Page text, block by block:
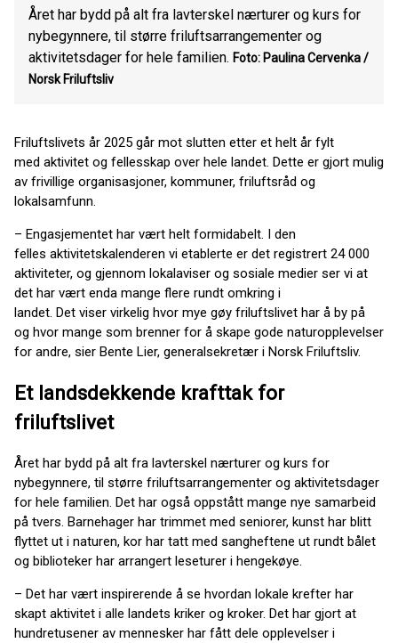
Året har bydd på alt fra lavterskel nærturer og kurs for
nybegynnere, til større friluftsarrangementer og
aktivitetsdager for hele familien. Foto: Paulina Cervenka /
Norsk Friluftsliv
Friluftslivets år 2025 går mot slutten etter et helt år fylt
med aktivitet og fellesskap over hele landet. Dette er gjort mulig
av frivillige organisasjoner, kommuner, friluftsråd og
lokalsamfunn.
– Engasjementet har vært helt formidabelt. I den
felles aktivitetskalenderen vi etablerte er det registrert 24 000
aktiviteter, og gjennom lokalaviser og sosiale medier ser vi at
det har vært enda mange flere rundt omkring i
landet. Det viser virkelig hvor mye gøy friluftslivet har å by på
og hvor mange som brenner for å skape gode naturopplevelser
for andre, sier Bente Lier, generalsekretær i Norsk Friluftsliv.
Et landsdekkende krafttak for
friluftslivet
Året har bydd på alt fra lavterskel nærturer og kurs for
nybegynnere, til større friluftsarrangementer og aktivitetsdager
for hele familien. Det har også oppstått mange nye samarbeid
på tvers. Barnehager har trimmet med seniorer, kunst har blitt
flyttet ut i naturen, kor har tatt med sangheftene ut rundt bålet
og biblioteker har arrangert leseturer i hengekøye.
– Det har vært inspirerende å se hvordan lokale krefter har
skapt aktivitet i alle landets kriker og kroker. Det har gjort at
hundretusener av mennesker har fått dele opplevelser i